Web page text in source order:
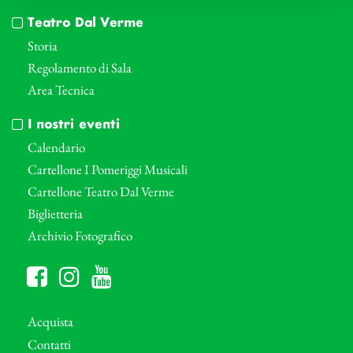
Teatro Dal Verme
Storia
Regolamento di Sala
Area Tecnica
I nostri eventi
Calendario
Cartellone I Pomeriggi Musicali
Cartellone Teatro Dal Verme
Biglietteria
Archivio Fotografico
Acquista
Contatti